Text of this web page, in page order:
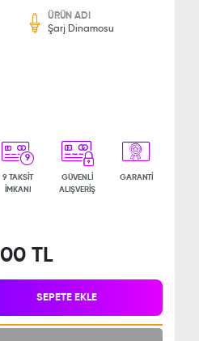
ÜRÜN ADI
Şarj Dinamosu
9
9 TAKSİT
İMKANI
GÜVENLİ
ALIŞVERİŞ
GARANTİ
TL
SEPETE EKLE